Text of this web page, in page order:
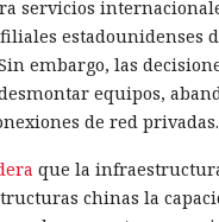
servicios
estadounidenses
embargo, las
equipos,
de red privadas.
que la
chinas la